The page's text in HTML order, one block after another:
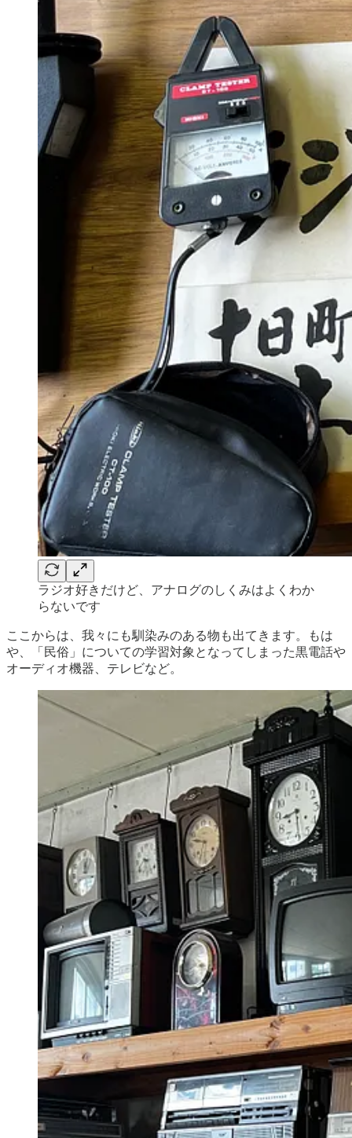
ラジオ好きだけど、アナログのしくみはよくわか
らないです
ここからは、我々にも馴染みのある物も出てきます。もは
や、「民俗」についての学習対象となってしまった黒電話や
オーディオ機器、テレビなど。